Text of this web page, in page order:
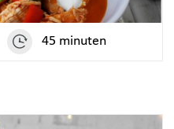
45 minuten